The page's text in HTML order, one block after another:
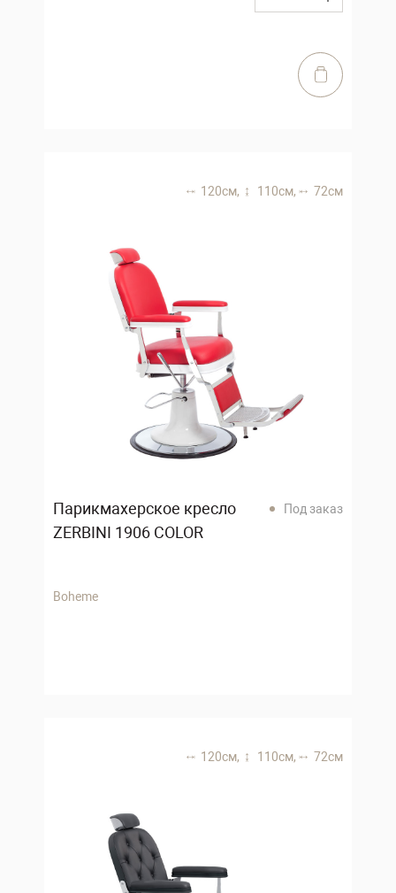
120 см, 110 см, 72 см
Парикмахерское кресло
ZERBINI 1906 COLOR
Под заказ
Boheme
120 см, 110 см, 72 см